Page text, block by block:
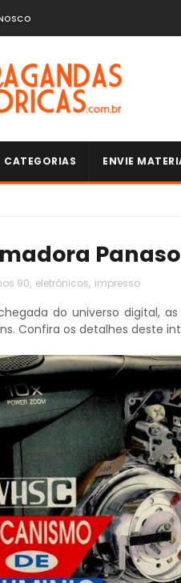
CATEGORIAS ENVIE
90, eletrônicos, impresso
do universo digital,
Confira os detalhes deste